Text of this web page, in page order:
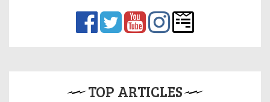
TOP ARTICLES